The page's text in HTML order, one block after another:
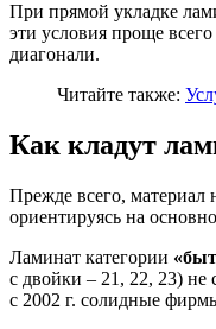
При прямой укладке
эти условия проще
диагонали.
Читайте также:
Как кладут
Прежде всего, материал
ориентируясь на
Ламинат категории
с двойки – 21, 22, 23) не
с 2002 г. солидные